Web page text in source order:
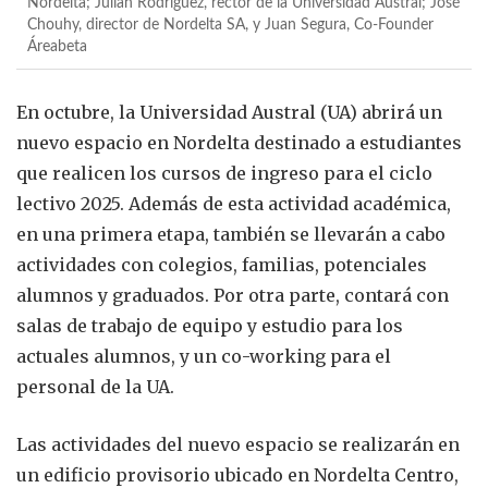
Chouhy, director de Nordelta SA, y Juan Segura, Co-Founder
Áreabeta
En octubre, la Universidad Austral (UA) abrirá un
nuevo espacio en Nordelta destinado a estudiantes
que realicen los cursos de ingreso para el ciclo
lectivo 2025. Además de esta actividad académica,
en una primera etapa, también se llevarán a cabo
actividades con colegios, familias, potenciales
alumnos y graduados. Por otra parte, contará con
salas de trabajo de equipo y estudio para los
actuales alumnos, y un co-working para el
personal de la UA.
Las actividades del nuevo espacio se realizarán en
un edificio provisorio ubicado en Nordelta Centro,